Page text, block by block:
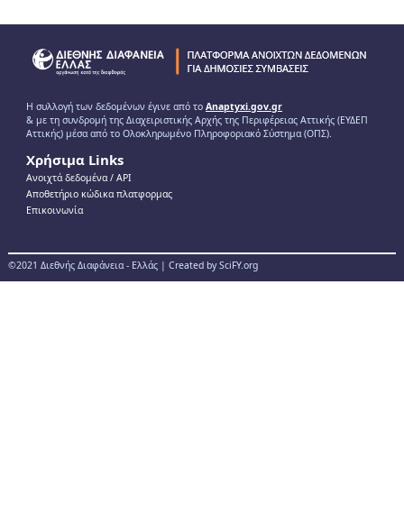
Η συλλογή των δεδομένων έγινε από το Anaptyxi.gov.gr
& με τη συνδρομή της Διαχειριστικής Αρχής της Περιφέρειας Αττικής (ΕΥΔΕΠ
Αττικής) μέσα από το Ολοκληρωμένο Πληροφοριακό Σύστημα (ΟΠΣ).
Χρήσιμα Links
Ανοιχτά δεδομένα / ΑPI
Αποθετήριο κώδικα πλατφορμας
Επικοινωνία
©2021 Διεθνής Διαφάνεια - Ελλάς | Created by SciFY.org